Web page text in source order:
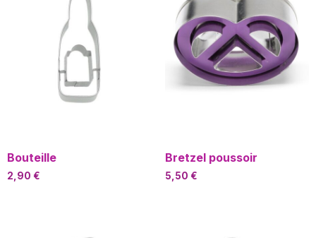
Bouteille
2,90 €
Bretzel poussoir
5,50 €